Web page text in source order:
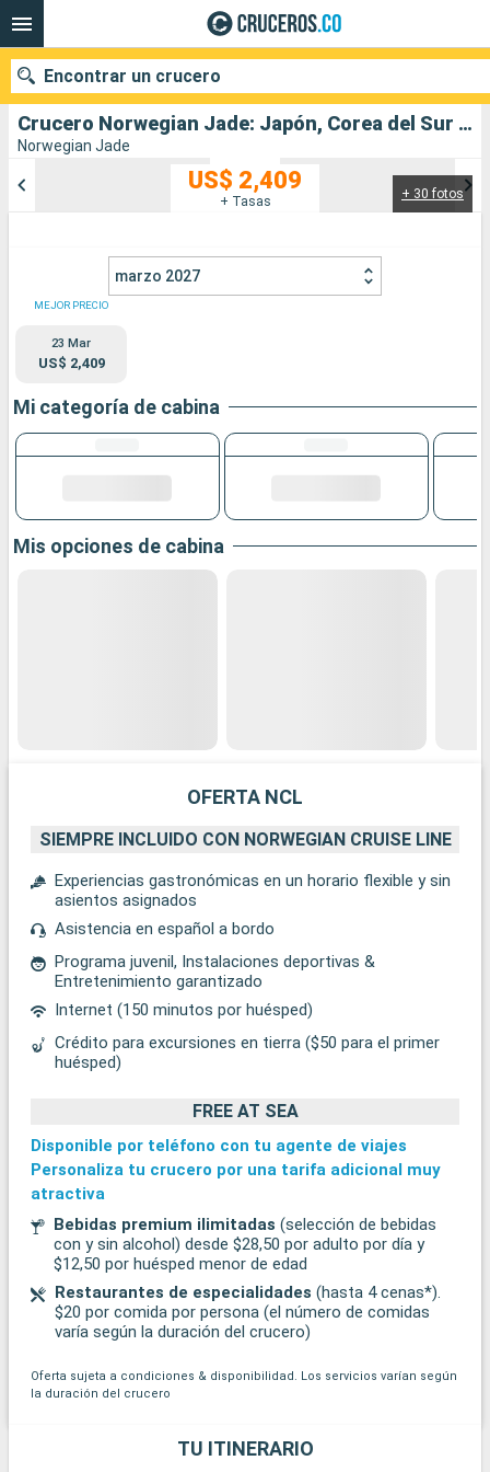
Crucero Norwegian Jade: Japón, Corea del Sur salida desde Yokohama
Norwegian Jade
+ 30 fotos
US$ 2,409
+ Tasas
marzo 2027
MEJOR PRECIO
23 Mar
US$ 2,409
Mi categoría de cabina
Mis opciones de cabina
OFERTA NCL
SIEMPRE INCLUIDO CON NORWEGIAN CRUISE LINE
Experiencias gastronómicas en un horario flexible y sin
asientos asignados
Asistencia en español a bordo
Programa juvenil, Instalaciones deportivas &
Entretenimiento garantizado
Internet (150 minutos por huésped)
Crédito para excursiones en tierra ($50 para el primer
huésped)
FREE AT SEA
Disponible por teléfono con tu agente de viajes
Personaliza tu crucero por una tarifa adicional muy
atractiva
Bebidas premium ilimitadas (selección de bebidas
con y sin alcohol) desde $28,50 por adulto por día y
$12,50 por huésped menor de edad
Restaurantes de especialidades (hasta 4 cenas*).
$20 por comida por persona (el número de comidas
varía según la duración del crucero)
Oferta sujeta a condiciones & disponibilidad. Los servicios varían según
la duración del crucero
TU ITINERARIO
Encontrar un crucero
Puertos Compañías